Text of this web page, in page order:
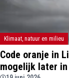
Klimaat, natuur en milieu
Code oranje in
mogelijk later